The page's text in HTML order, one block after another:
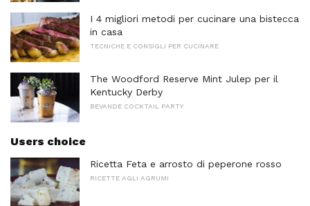
I 4 migliori metodi per cucinare una bistecca
in casa
TECNICHE E CONSIGLI PER CUCINARE
The Woodford Reserve Mint Julep per il
Kentucky Derby
BEVANDE COCKTAIL PARTY
Users choice
Ricetta Feta e arrosto di peperone rosso
RICETTE AGLI AGRUMI